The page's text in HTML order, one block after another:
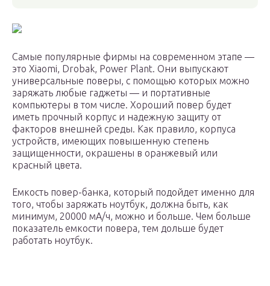
Самые популярные фирмы на современном этапе —
это Xiaomi, Drobak, Power Plant. Они выпускают
универсальные поверы, с помощью которых можно
заряжать любые гаджеты — и портативные
компьютеры в том числе. Хороший повер будет
иметь прочный корпус и надежную защиту от
факторов внешней среды. Как правило, корпуса
устройств, имеющих повышенную степень
защищенности, окрашены в оранжевый или
красный цвета.
Емкость повер-банка, который подойдет именно для
того, чтобы заряжать ноутбук, должна быть, как
минимум, 20000 мА/ч, можно и больше. Чем больше
показатель емкости повера, тем дольше будет
работать ноутбук.